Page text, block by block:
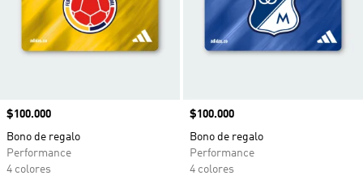
Precio
$100.000
Bono de regalo
Performance
4 colores
Precio
$100.000
Bono de regalo
Performance
4 colores